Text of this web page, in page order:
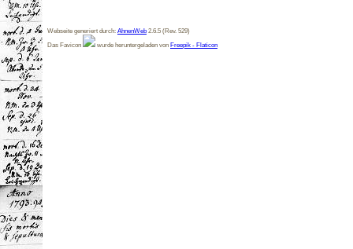
Webseite generiert durch: AhnenWeb 2.6.5 (Rev. 529)
Das Favicon
wurde heruntergeladen von Freepik - Flaticon